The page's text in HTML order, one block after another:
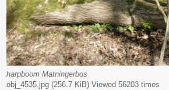
harpboom Matningerbos
obj_4535.jpg (256.7 KiB) Viewed 56203 times